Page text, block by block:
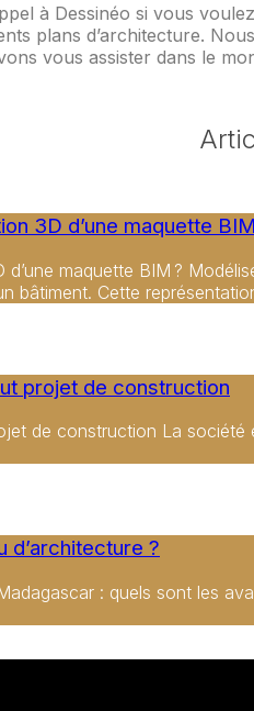
à Dessinéo si vous
plans d’architecture.
vous assister dans le
3D d’une maquette
maquette BIM ?
bâtiment. Cette
projet de construction
de construction La
d’architecture ?
: quels sont les